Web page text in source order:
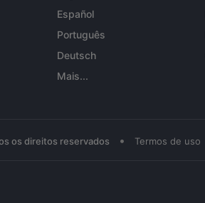
Español
Português
Deutsch
Mais...
os direitos reservados • Termos de uso